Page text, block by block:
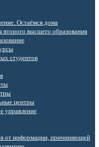
Остаёмся дома
высшего образования
студентов
центры
управление
от информации, причиняющей